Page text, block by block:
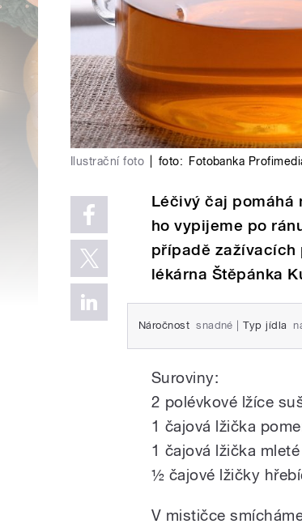
Ilustrační foto foto: Fotobanka
Léčivý čaj pomáhá
ho vypijeme po
případě zažívacích
lékárna Štěpánka
Náročnost snadné Typ jídla
Suroviny:
2 polévkové lžíce
1 čajová lžička
1 čajová lžička
½ čajové lžičky
V mističce